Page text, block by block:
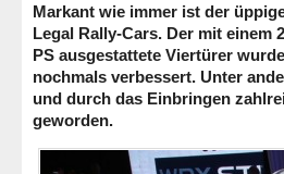
Markant wie immer ist der
Legal Rally-Cars. Der mit einem
PS ausgestattete Viertürer
nochmals verbessert. Unter
und durch das Einbringen
geworden.